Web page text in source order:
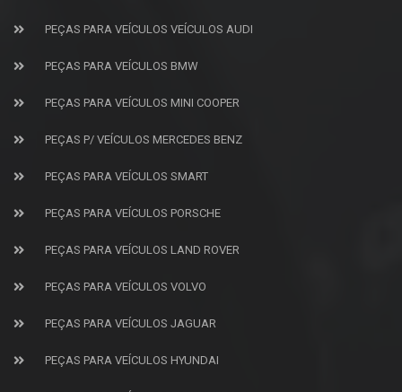
PEÇAS PARA VEÍCULOS VEÍCULOS AUDI
PEÇAS PARA VEÍCULOS BMW
PEÇAS PARA VEÍCULOS MINI COOPER
PEÇAS P/ VEÍCULOS MERCEDES BENZ
PEÇAS PARA VEÍCULOS SMART
PEÇAS PARA VEÍCULOS PORSCHE
PEÇAS PARA VEÍCULOS LAND ROVER
PEÇAS PARA VEÍCULOS VOLVO
PEÇAS PARA VEÍCULOS JAGUAR
PEÇAS PARA VEÍCULOS HYUNDAI